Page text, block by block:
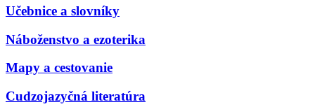
Učebnice a slovníky
Náboženstvo a ezoterika
Mapy a cestovanie
Cudzojazyčná literatúra